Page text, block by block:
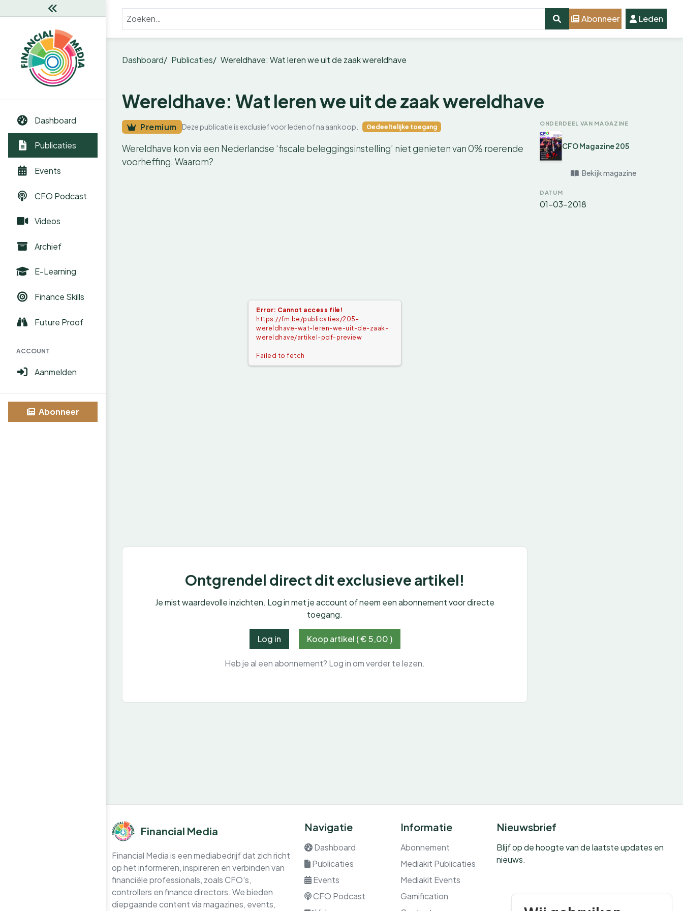
Dashboard
Publicaties
Events
CFO Podcast
Videos
Archief
E-Learning
Finance Skills
Future Proof
ACCOUNT
Aanmelden
Abonneer
Abonneer Leden
Dashboard Publicaties Wereldhave: Wat leren we uit de zaak wereldhave
Wereldhave: Wat leren we uit de zaak wereldhave
Premium Deze publicatie is exclusief voor leden of na aankoop. Gedeeltelijke toegang
Wereldhave kon via een Nederlandse ‘fiscale beleggingsinstelling’ niet genieten van 0% roerende
voorheffing. Waarom?
Error: Cannot access file!
https://fm.be/publicaties/205-
wereldhave-wat-leren-we-uit-de-zaak-
wereldhave/artikel-pdf-preview
Failed to fetch
Ontgrendel direct dit exclusieve artikel!
Je mist waardevolle inzichten. Log in met je account of neem een abonnement voor directe
toegang.
Log in Koop artikel ( € 5,00 )
Heb je al een abonnement? Log in om verder te lezen.
ONDERDEEL VAN MAGAZINE
CFO Magazine 205
Bekijk magazine
DATUM
01-03-2018
Financial Media
Financial Media is een mediabedrijf dat zich richt
op het informeren, inspireren en verbinden van
financiële professionals, zoals CFO's,
controllers en finance directors. We bieden
diepgaande content via magazines, events,
Navigatie
Dashboard
Publicaties
Events
CFO Podcast
Informatie
Abonnement
Mediakit Publicaties
Mediakit Events
Gamification
Nieuwsbrief
Blijf op de hoogte van de laatste updates en
nieuws.